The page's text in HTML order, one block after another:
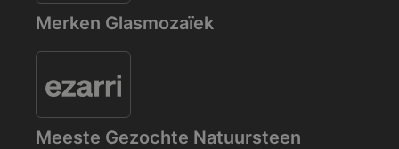
Merken Glasmozaïek
Meeste Gezochte Natuursteen